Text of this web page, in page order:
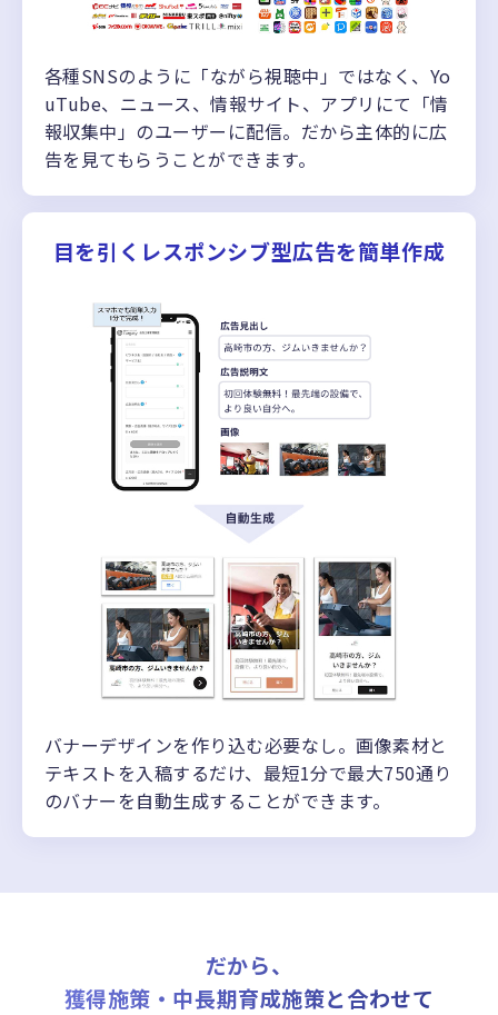
各種SNSのように「ながら視聴中」ではなく、Yo
uTube、ニュース、情報サイト、アプリにて「情
報収集中」のユーザーに配信。だから主体的に広
告を見てもらうことができます。
目を引くレスポンシブ型広告を簡単作成
バナーデザインを作り込む必要なし。画像素材と
テキストを入稿するだけ、最短1分で最大750通り
のバナーを自動生成することができます。
だから、
獲得施策・中長期育成施策と合わせて